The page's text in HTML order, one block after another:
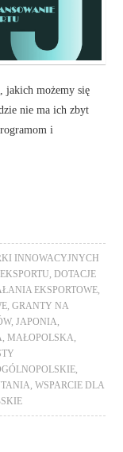
jakich możemy się
nie ma ich zbyt
i
INNOWACYJNYCH
DOTACJE
EKSPORTOWE
,GRANTY NA
,JAPONIA
MAŁOPOLSKA
WSPARCIE DLA